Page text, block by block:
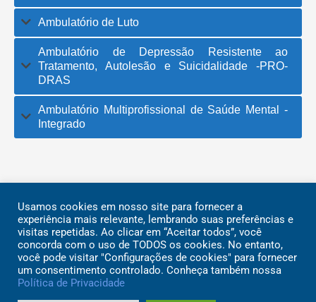
Ambulatório de Luto
Ambulatório de Depressão Resistente ao
Tratamento, Autolesão e Suicidalidade -PRO-
DRAS
Ambulatório Multiprofissional de Saúde Mental -
Integrado
Rua Dr. Ovídio Pires de Campos, 785 | CEP 05403-903 | São
Paulo | SP
© 2026 – Instituto de Psiquiatria do Hospital das Clínicas da
Faculdade de Medicina da Universidade de São Paulo
Usamos cookies em nosso site para fornecer a
experiência mais relevante, lembrando suas preferências e
visitas repetidas. Ao clicar em “Aceitar todos”, você
concorda com o uso de TODOS os cookies. No entanto,
você pode visitar "Configurações de cookies" para fornecer
um consentimento controlado. Conheça também nossa
Política de Privacidade